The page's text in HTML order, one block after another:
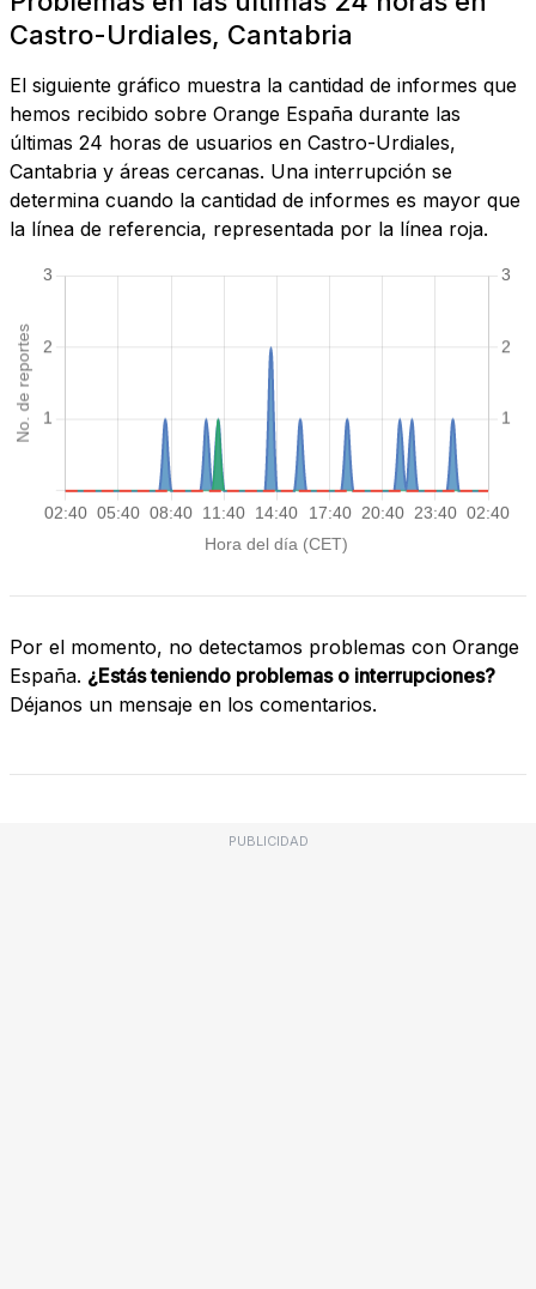
Castro-Urdiales, Cantabria
El siguiente gráfico muestra la cantidad de informes que
hemos recibido sobre Orange España durante las
últimas 24 horas de usuarios en Castro-Urdiales,
Cantabria y áreas cercanas. Una interrupción se
determina cuando la cantidad de informes es mayor que
la línea de referencia, representada por la línea roja.
Por el momento, no detectamos problemas con Orange
España. ¿Estás teniendo problemas o interrupciones?
Déjanos un mensaje en los comentarios.
PUBLICIDAD